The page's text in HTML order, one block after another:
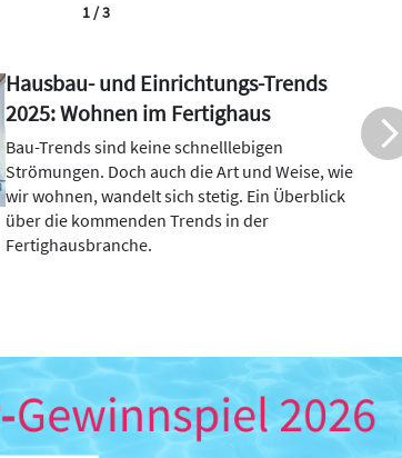
Fertighäuser: Was ist serielles und
nachhaltiges Bauen?
Das serielle Bauen ist in aller Munde, denn es
gilt als Lösungsansatz, um effizient,
kostensicher und schnell neuen Wohnraum zu
schaffen. Die Fertighausindustrie zeigt den
Weg eines Hauses aus serieller Produktion.
2 / 3